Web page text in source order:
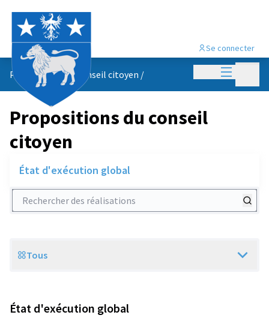
Menu
Se connecter
Propositions du conseil citoyen /
Propositions du conseil
citoyen
État d'exécution global
Rechercher des réalisations
Scope
Tous
État d'exécution global